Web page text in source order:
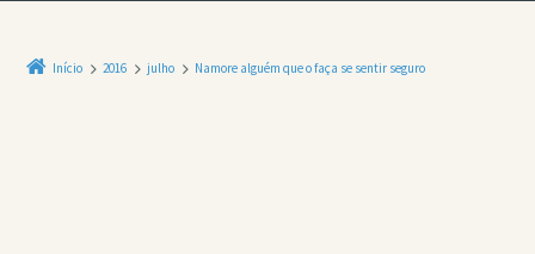
Início 2016 julho Namore alguém que o faça se sentir seguro